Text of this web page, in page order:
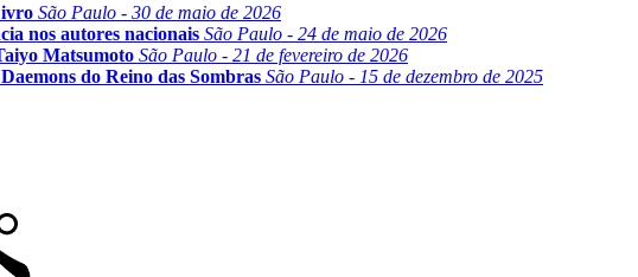
São Paulo - 30 de maio de 2026
nos autores nacionais São Paulo - 24 de maio de 2026
Matsumoto São Paulo - 21 de fevereiro de 2026
do Reino das Sombras São Paulo - 15 de dezembro de 2025